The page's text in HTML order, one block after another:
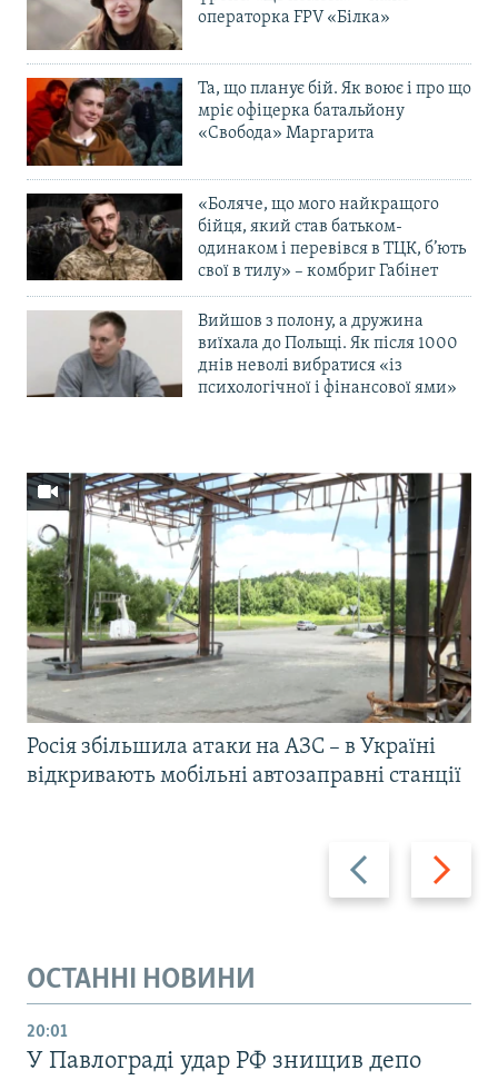
операторка FPV «Білка»
Та, що планує бій. Як воює і про що
мріє офіцерка батальйону
«Свобода» Маргарита
«Боляче, що мого найкращого
бійця, який став батьком-
одинаком і перевівся в ТЦК, б’ють
свої в тилу» – комбриг Габінет
Вийшов з полону, а дружина
виїхала до Польщі. Як після 1000
днів неволі вибратися «із
психологічної і фінансової ями»
Назад Вперед
Росія збільшила атаки на АЗС – в Україні
відкривають мобільні автозаправні станції
ОСТАННІ НОВИНИ
20:01
У Павлограді удар РФ знищив депо